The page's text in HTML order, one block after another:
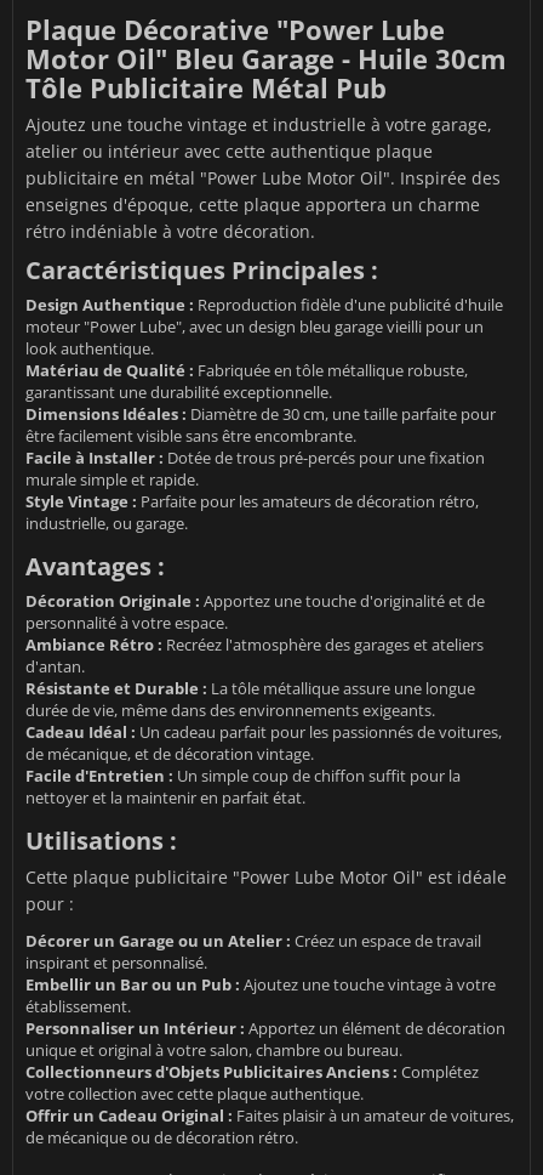
Plaque Décorative "Power Lube
Motor Oil" Bleu Garage - Huile 30cm
Tôle Publicitaire Métal Pub
Ajoutez une touche vintage et industrielle à votre garage,
atelier ou intérieur avec cette authentique plaque
publicitaire en métal "Power Lube Motor Oil". Inspirée des
enseignes d'époque, cette plaque apportera un charme
rétro indéniable à votre décoration.
Caractéristiques Principales :
Design Authentique : Reproduction fidèle d'une publicité d'huile
moteur "Power Lube", avec un design bleu garage vieilli pour un
look authentique.
Matériau de Qualité : Fabriquée en tôle métallique robuste,
garantissant une durabilité exceptionnelle.
Dimensions Idéales : Diamètre de 30 cm, une taille parfaite pour
être facilement visible sans être encombrante.
Facile à Installer : Dotée de trous pré-percés pour une fixation
murale simple et rapide.
Style Vintage : Parfaite pour les amateurs de décoration rétro,
industrielle, ou garage.
Avantages :
Décoration Originale : Apportez une touche d'originalité et de
personnalité à votre espace.
Ambiance Rétro : Recréez l'atmosphère des garages et ateliers
d'antan.
Résistante et Durable : La tôle métallique assure une longue
durée de vie, même dans des environnements exigeants.
Cadeau Idéal : Un cadeau parfait pour les passionnés de voitures,
de mécanique, et de décoration vintage.
Facile d'Entretien : Un simple coup de chiffon suffit pour la
nettoyer et la maintenir en parfait état.
Utilisations :
Cette plaque publicitaire "Power Lube Motor Oil" est idéale
pour :
Décorer un Garage ou un Atelier : Créez un espace de travail
inspirant et personnalisé.
Embellir un Bar ou un Pub : Ajoutez une touche vintage à votre
établissement.
Personnaliser un Intérieur : Apportez un élément de décoration
unique et original à votre salon, chambre ou bureau.
Collectionneurs d'Objets Publicitaires Anciens : Complétez
votre collection avec cette plaque authentique.
Offrir un Cadeau Original : Faites plaisir à un amateur de voitures,
de mécanique ou de décoration rétro.